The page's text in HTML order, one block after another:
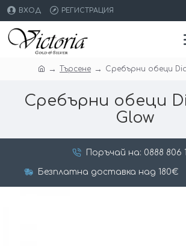
ВХОД РЕГИСТРАЦИЯ
Търсене Сребърни обеци
Сребърни обеци
Glow
Поръчай на: 0888 806
Безплатна доставка над 180€